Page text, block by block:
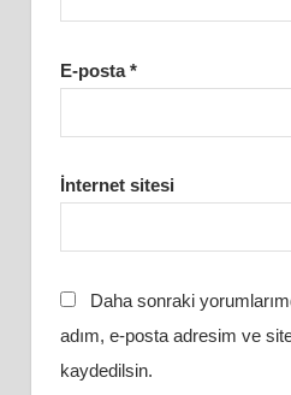
E-posta*
İnternet sitesi
Daha sonraki
adım, e-posta adresim ve
kaydedilsin.